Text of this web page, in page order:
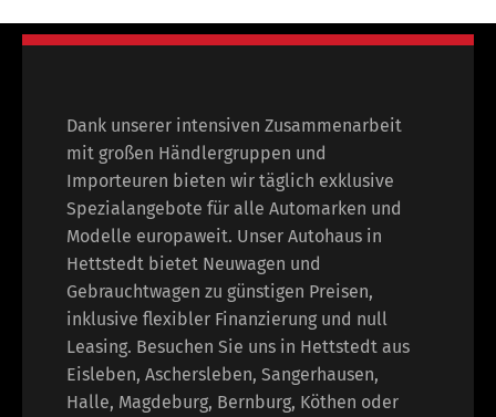
Dank unserer intensiven Zusammenarbeit
mit großen Händlergruppen und
Importeuren bieten wir täglich exklusive
Spezialangebote für alle Automarken und
Modelle europaweit. Unser Autohaus in
Hettstedt bietet Neuwagen und
Gebrauchtwagen zu günstigen Preisen,
inklusive flexibler Finanzierung und null
Leasing. Besuchen Sie uns in Hettstedt aus
Eisleben, Aschersleben, Sangerhausen,
Halle, Magdeburg, Bernburg, Köthen oder